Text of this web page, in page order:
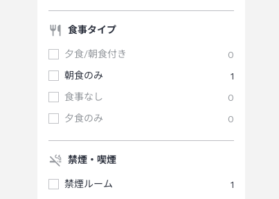
食事タイプ
夕食/朝食付き
0
朝食のみ
1
食事なし
0
夕食のみ
0
禁煙・喫煙
禁煙ルーム
1